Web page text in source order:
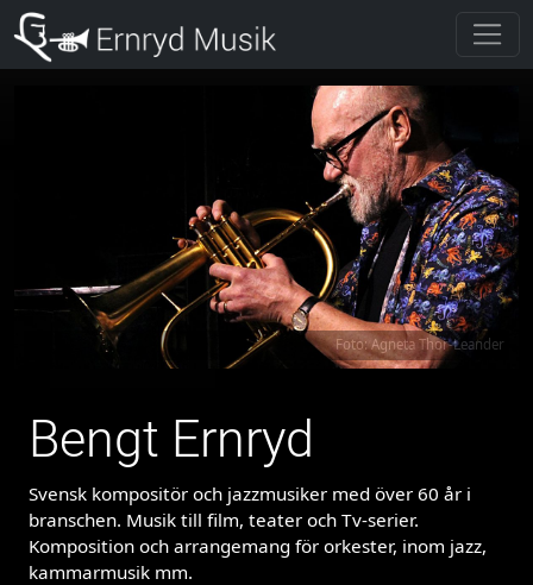
Foto: Agneta Thor-Leander
Next
Bengt Ernryd
Svensk kompositör och jazzmusiker med över 60 år i
branschen. Musik till film, teater och Tv-serier.
Komposition och arrangemang för orkester, inom jazz,
kammarmusik mm.